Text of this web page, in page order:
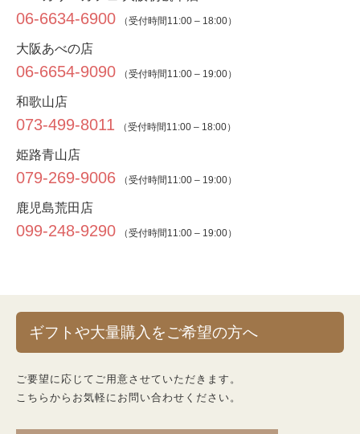
06-6634-6900 （受付時間11:00 – 18:00）
大阪あべの店
06-6654-9090 （受付時間11:00 – 19:00）
和歌山店
073-499-8011 （受付時間11:00 – 18:00）
姫路青山店
079-269-9006 （受付時間11:00 – 19:00）
鹿児島荒田店
099-248-9290 （受付時間11:00 – 19:00）
ギフトや大量購入をご希望の方へ
ご要望に応じてご用意させていただきます。
こちらからお気軽にお問い合わせください。